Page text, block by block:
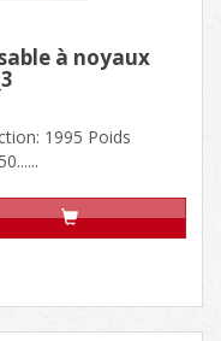
à noyaux
1995 Poids